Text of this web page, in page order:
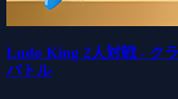
Ludo King 2人対戦 - ク
バトル